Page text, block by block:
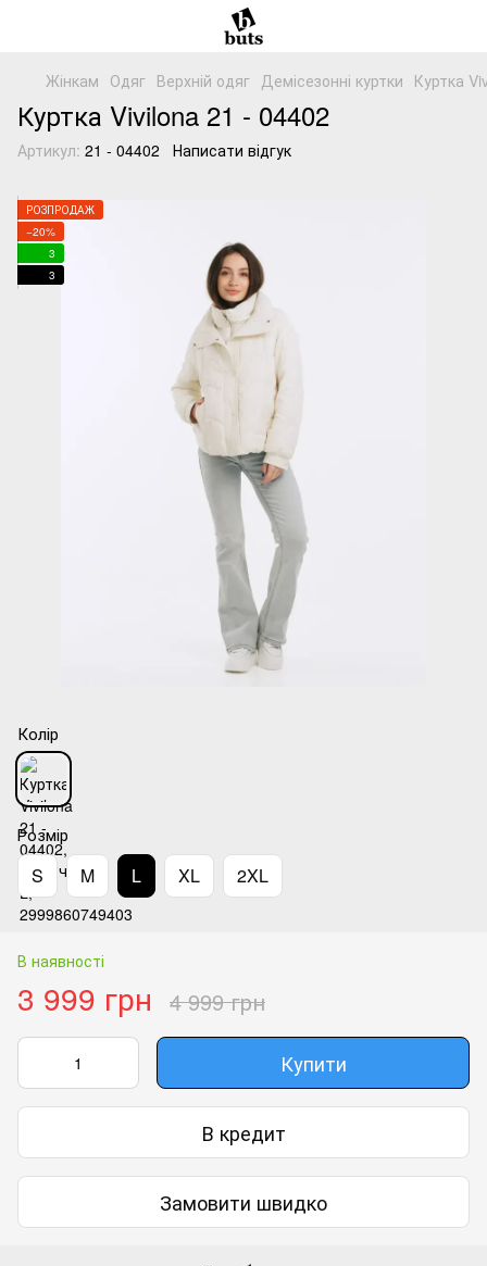
Жінкам Одяг Верхній одяг Демісезонні куртки Куртка
Куртка Vivilona 21 - 04402
Артикул: 21 - 04402 Написати відгук
РОЗПРОДАЖ
−20%
3
3
Колір
Розмір
S M L XL 2XL
В наявності
3 999 грн 4 999 грн
Купити
В кредит
Замовити швидко